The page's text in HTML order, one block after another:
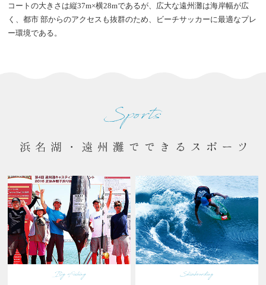
コートの大きさは縦37m×横28mであるが、広大な遠州灘は海岸幅が広
く、都市 部からのアクセスも抜群のため、ビーチサッカーに最適なプレ
ー環境である。